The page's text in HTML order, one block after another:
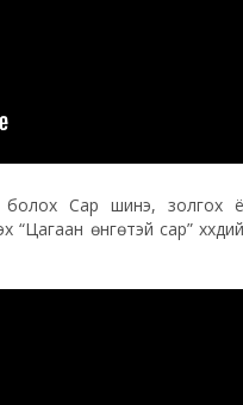
Сар шинэ, золгох ёс
өнгөтэй сар”